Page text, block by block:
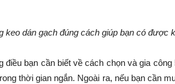
keo dán gạch đúng cách giúp bạn có được
điều bạn cần biết về cách chọn và gia
thời gian ngắn. Ngoài ra, nếu bạn cần